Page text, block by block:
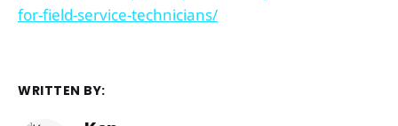
for-field-service-technicians/
WRITTEN BY: